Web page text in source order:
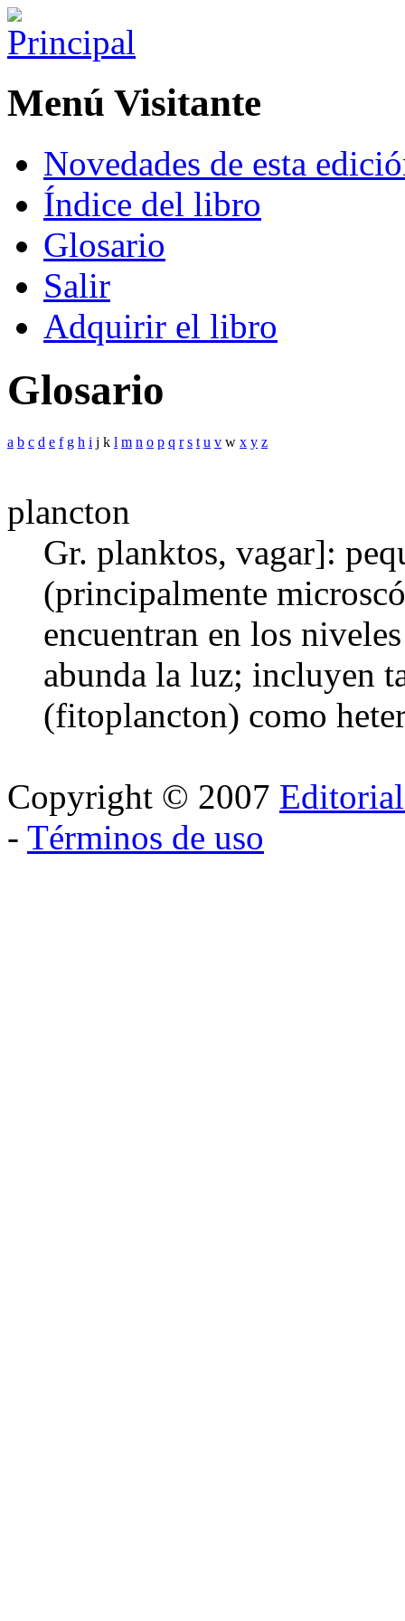
Menú Visitante
Novedades de esta
Índice del libro
Glosario
Salir
Adquirir el libro
Glosario
a b c d e f g h i j k l m n o p q r s t u v w x y z
plancton
Gr. planktos, vagar]:
(principalmente
encuentran en los
abunda la luz; incluyen
(fitoplancton) como
Copyright © 2007
- Términos de uso